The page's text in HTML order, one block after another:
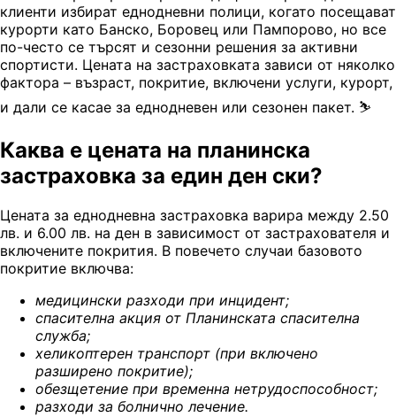
клиенти избират еднодневни полици, когато посещават
курорти като Банско, Боровец или Пампорово, но все
по-често се търсят и сезонни решения за активни
спортисти. Цената на застраховката зависи от няколко
фактора – възраст, покритие, включени услуги, курорт,
и дали се касае за еднодневен или сезонен пакет. ⛷️
Каква е цената на планинска
застраховка за един ден ски?
Цената за еднодневна застраховка варира между 2.50
лв. и 6.00 лв. на ден в зависимост от застрахователя и
включените покрития. В повечето случаи базовото
покритие включва:
медицински разходи при инцидент;
спасителна акция от Планинската спасителна
служба;
хеликоптерен транспорт (при включено
разширено покритие);
обезщетение при временна нетрудоспособност;
разходи за болнично лечение.